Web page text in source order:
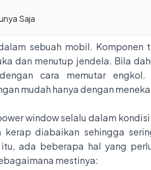
Saja
sebuah mobil. Komponen
dan menutup jendela. Bila
cara memutar
mudah hanya dengan
window selalu dalam
kerap diabaikan sehingga
ada beberapa hal yang
mestinya: